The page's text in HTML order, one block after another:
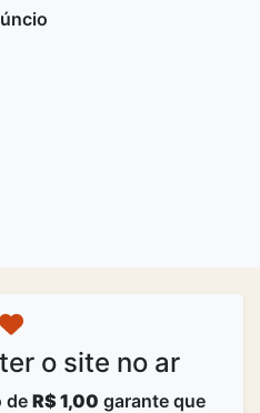
o site no ar
de R$ 1,00 garante que